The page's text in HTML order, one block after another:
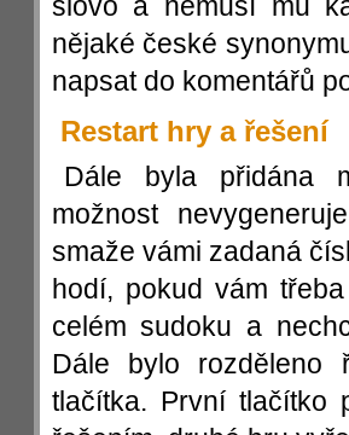
nějaké české
napsat do komentářů
Restart hry a řešení
Dále byla přidána
možnost
smaže vámi zadaná
hodí, pokud vám
celém sudoku a
Dále bylo
tlačítka. První tlačítko